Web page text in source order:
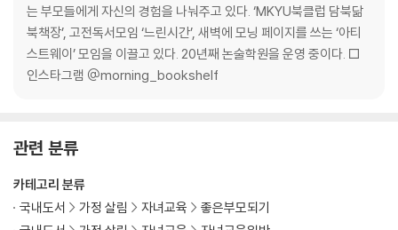
3장 세상 밖에 다다르기 위해 필요한 것들
미안해, 정말 미안해
나는 등대가 되기로 했다
스스로를 방에 가둔 아이
기다림의 물 주기
채워지지 않은 욕망이 좌절이 되지 않도록
말끝 손끝이 아니라 마음 끝 바라보기
는 부모들에게 자신의 경험을 나눠주고 있다. ‘MKYU북클럽 담북닮
북책장’, 고전독서모임 ‘느린시간’, 새벽에 모닝 페이지를 쓰는 ‘아티
스트웨이’ 모임을 이끌고 있다. 20년째 논술학원을 운영 중이다. □
인스타그램 @morning_bookshelf
관련 분류
카테고리 분류
국내도서
가정 살림 자녀교육
좋은부모되기